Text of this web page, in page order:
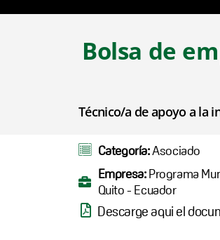
Bolsa de
Técnico/a de apoyo a la
Categoría:Asociado
Empresa:Programa
Quito - Ecuador
Descarge aqui el